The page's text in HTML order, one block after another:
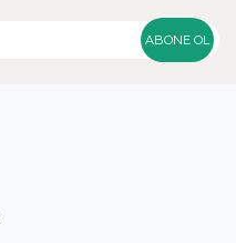
ABONE OL